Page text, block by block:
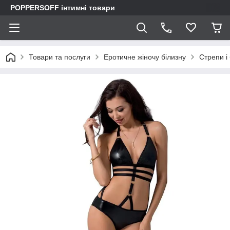
POPPERSOFF інтимні товари
Товари та послуги Еротичне жіночу білизну Стрепи і